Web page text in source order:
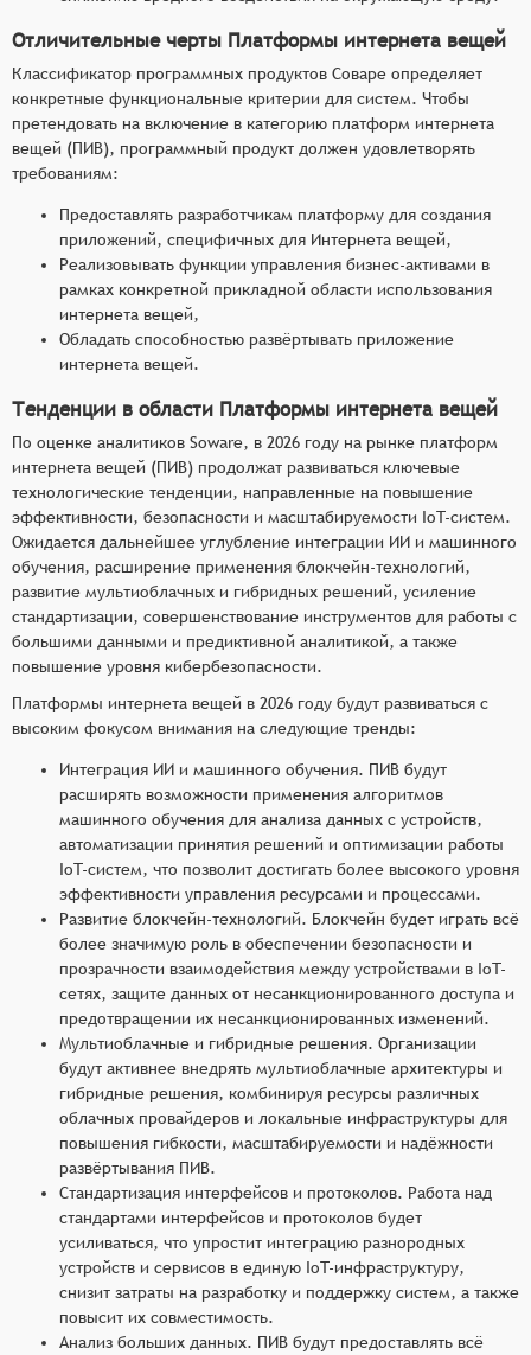
Отличительные черты Платформы интернета вещей
Классификатор программных продуктов Соваре определяет
конкретные функциональные критерии для систем. Чтобы
претендовать на включение в категорию платформ интернета
вещей (ПИВ), программный продукт должен удовлетворять
требованиям:
Предоставлять разработчикам платформу для создания
приложений, специфичных для Интернета вещей,
Реализовывать функции управления бизнес-активами в
рамках конкретной прикладной области использования
интернета вещей,
Обладать способностью развёртывать приложение
интернета вещей.
Тенденции в области Платформы интернета вещей
По оценке аналитиков Soware, в 2026 году на рынке платформ
интернета вещей (ПИВ) продолжат развиваться ключевые
технологические тенденции, направленные на повышение
эффективности, безопасности и масштабируемости IoT-систем.
Ожидается дальнейшее углубление интеграции ИИ и машинного
обучения, расширение применения блокчейн-технологий,
развитие мультиоблачных и гибридных решений, усиление
стандартизации, совершенствование инструментов для работы с
большими данными и предиктивной аналитикой, а также
повышение уровня кибербезопасности.
Платформы интернета вещей в 2026 году будут развиваться с
высоким фокусом внимания на следующие тренды:
Интеграция ИИ и машинного обучения. ПИВ будут
расширять возможности применения алгоритмов
машинного обучения для анализа данных с устройств,
автоматизации принятия решений и оптимизации работы
IoT-систем, что позволит достигать более высокого уровня
эффективности управления ресурсами и процессами.
Развитие блокчейн-технологий. Блокчейн будет играть всё
более значимую роль в обеспечении безопасности и
прозрачности взаимодействия между устройствами в IoT-
сетях, защите данных от несанкционированного доступа и
предотвращении их несанкционированных изменений.
Мультиоблачные и гибридные решения. Организации
будут активнее внедрять мультиоблачные архитектуры и
гибридные решения, комбинируя ресурсы различных
облачных провайдеров и локальные инфраструктуры для
повышения гибкости, масштабируемости и надёжности
развёртывания ПИВ.
Стандартизация интерфейсов и протоколов. Работа над
стандартами интерфейсов и протоколов будет
усиливаться, что упростит интеграцию разнородных
устройств и сервисов в единую IoT-инфраструктуру,
снизит затраты на разработку и поддержку систем, а также
повысит их совместимость.
Анализ больших данных. ПИВ будут предоставлять всё